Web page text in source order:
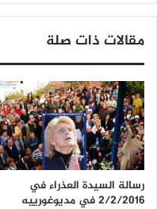
مقالات ذات صلة
رسالة السيدة العذراء في
2/2/2016 في مديوغورييه